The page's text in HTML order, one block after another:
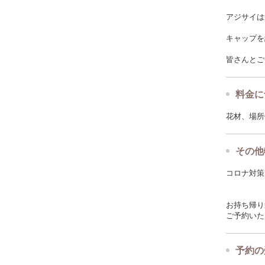
アジサイ
キャップ
皆さんと
料金
花材、場
その
コロナ対
お持ち帰
ご予約い
予約